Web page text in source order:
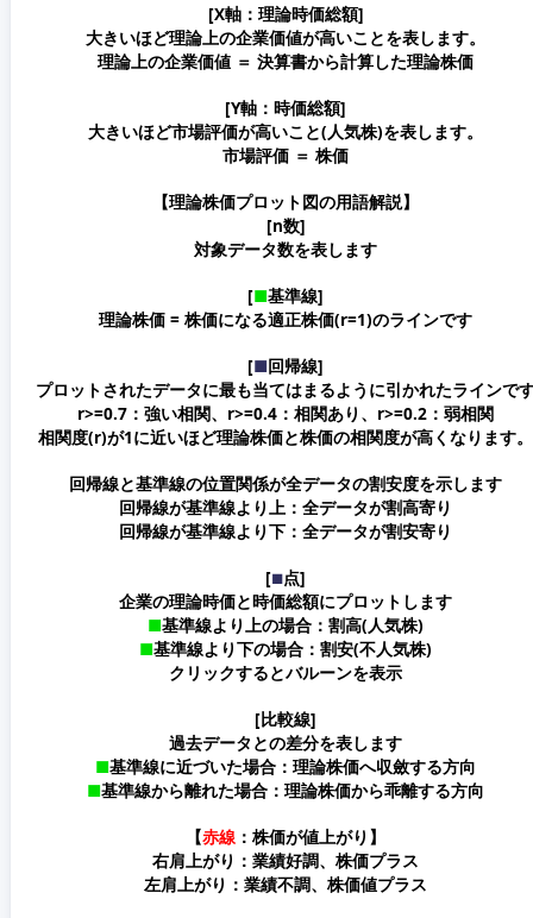
[X軸：理論時価総額]
大きいほど理論上の企業価値が高いことを表します。
理論上の企業価値 ＝ 決算書から計算した理論株価
[Y軸：時価総額]
大きいほど市場評価が高いこと(人気株)を表します。
市場評価 ＝ 株価
【理論株価プロット図の用語解説】
[n数]
対象データ数を表します
[■基準線]
理論株価 = 株価になる適正株価(r=1)のラインです
[■回帰線]
プロットされたデータに最も当てはまるように引かれたラインで
r>=0.7：強い相関、r>=0.4：相関あり、r>=0.2：弱相関
相関度(r)が1に近いほど理論株価と株価の相関度が高くなります。
回帰線と基準線の位置関係が全データの割安度を示します
回帰線が基準線より上：全データが割高寄り
回帰線が基準線より下：全データが割安寄り
[■点]
企業の理論時価と時価総額にプロットします
■基準線より上の場合：割高(人気株)
■基準線より下の場合：割安(不人気株)
クリックするとバルーンを表示
[比較線]
過去データとの差分を表します
■基準線に近づいた場合：理論株価へ収斂する方向
■基準線から離れた場合：理論株価から乖離する方向
【赤線 ：株価が値上がり】
右肩上がり：業績好調、株価プラス
左肩上がり：業績不調、株価値プラス